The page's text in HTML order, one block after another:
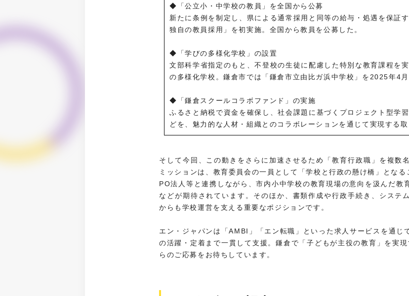
◆「公立小・中学校の教員」を全国から公募
新たに条例を制定し、県による通常採用と同等の給与・処遇を保証
独自の教員採用」を初実施。全国から教員を公募した。
◆「学びの多様化学校」の設置
文部科学省指定のもと、不登校の生徒に配慮した特別な教育課程を
の多様化学校。鎌倉市では「鎌倉市立由比ガ浜中学校」を2025年4月
◆「鎌倉スクールコラボファンド」の実施
ふるさと納税で資金を確保し、社会課題に基づくプロジェクト型学
どを、魅力的な人材・組織とのコラボレーションを通じて実現する取
そして今回、この動きをさらに加速させるため「教育行政職」を複数
ミッションは、教育委員会の一員として「学校と行政の懸け橋」とな
PO法人等と連携しながら、市内小中学校の教育現場の意向を汲んだ教
などが期待されています。そのほか、書類作成や行政手続き、システ
からも学校運営を支える重要なポジションです。
エン・ジャパンは「AMBI」「エン転職」といった求人サービスを通じ
の活躍・定着まで一貫して支援。鎌倉で「子どもが主役の教育」を実
らのご応募をお待ちしています。